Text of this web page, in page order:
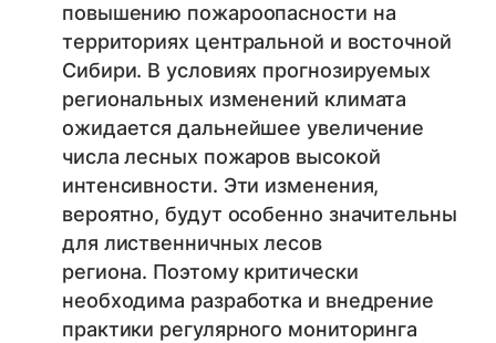
повышению пожароопасности на
территориях центральной и восточной
Сибири. В условиях прогнозируемых
региональных изменений климата
ожидается дальнейшее увеличение
числа лесных пожаров высокой
интенсивности. Эти изменения,
вероятно, будут особенно значительны
для лиственничных лесов
региона. Поэтому критически
необходима разработка и внедрение
практики регулярного мониторинга